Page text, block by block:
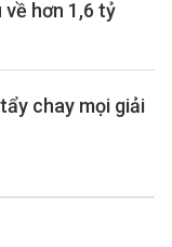
hơn 1,6 tỷ
chay mọi giải